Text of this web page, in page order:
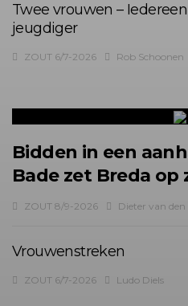
Twee vrouwen –
jeugdiger
ZOUT 6/7-2026 Rob Schoonen
Bidden in een
Bade zet Breda op
ZOUT 8/9-2026 Dieter van
Vrouwenstreken
ZOUT 6/7-2026 Ludo Diels